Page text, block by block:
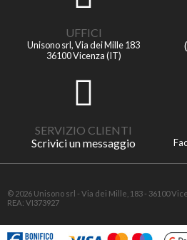
UFFICI
Unisono srl, Via dei Mille 183
36100 Vicenza (IT)
SERVIZIO CLIENTI
Scrivici un messaggio
© 2026 Unisono srl - Via dei Mille, 183 - 36100
REA: VI373927